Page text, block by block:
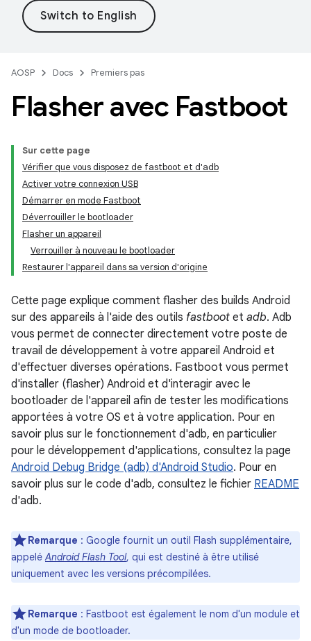
AOSP Docs Premiers pas
Flasher avec Fastboot
Sur cette page
Vérifier que vous disposez de fastboot et d'adb
Activer votre connexion USB
Démarrer en mode Fastboot
Déverrouiller le bootloader
Flasher un appareil
Verrouiller à nouveau le bootloader
Restaurer l'appareil dans sa version d'origine
Cette page explique comment flasher des builds Android
sur des appareils à l'aide des outils fastboot et adb. Adb
vous permet de connecter directement votre poste de
travail de développement à votre appareil Android et
d'effectuer diverses opérations. Fastboot vous permet
d'installer (flasher) Android et d'interagir avec le
bootloader de l'appareil afin de tester les modifications
apportées à votre OS et à votre application. Pour en
savoir plus sur le fonctionnement d'adb, en particulier
pour le développement d'applications, consultez la page
Android Debug Bridge (adb) d'Android Studio. Pour en
savoir plus sur le code d'adb, consultez le fichier README
d'adb.
Remarque : Google fournit un outil Flash supplémentaire,
appeléAndroid Flash Tool, qui est destiné à être utilisé
uniquement avec les versions précompilées.
Remarque : Fastboot est également le nom d'un module et
d'un mode de bootloader.